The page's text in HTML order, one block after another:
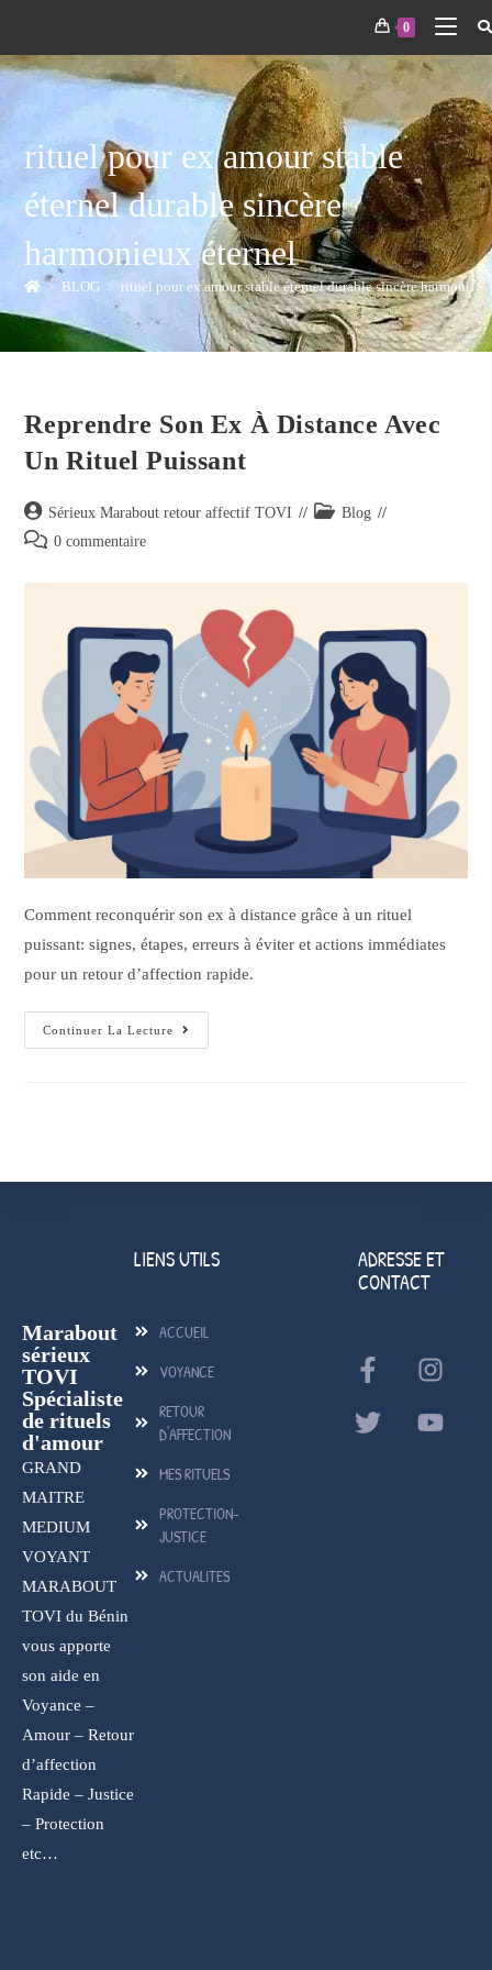
0
rituel pour ex amour stable
éternel durable sincère
harmonieux éternel
> BLOG > rituel pour ex amour stable éternel durable sincère
Reprendre Son Ex À Distance Avec
Un Rituel Puissant
Sérieux Marabout retour affectif TOVI
Blog
0 commentaire
Comment reconquérir son ex à distance grâce à un rituel
puissant: signes, étapes, erreurs à éviter et actions immédiates
pour un retour d’affection rapide.
Continuer La Lecture
Marabout
sérieux
TOVI
Spécialiste
de rituels
d'amour
GRAND
MAITRE
MEDIUM
VOYANT
MARABOUT
TOVI du Bénin
vous apporte
son aide en
Voyance –
Amour – Retour
d’affection
Rapide – Justice
– Protection
etc…
LIENS UTILS
ACCUEIL
VOYANCE
RETOUR
D'AFFECTION
MES RITUELS
PROTECTION-
JUSTICE
ACTUALITES
ADRESSE ET
CONTACT